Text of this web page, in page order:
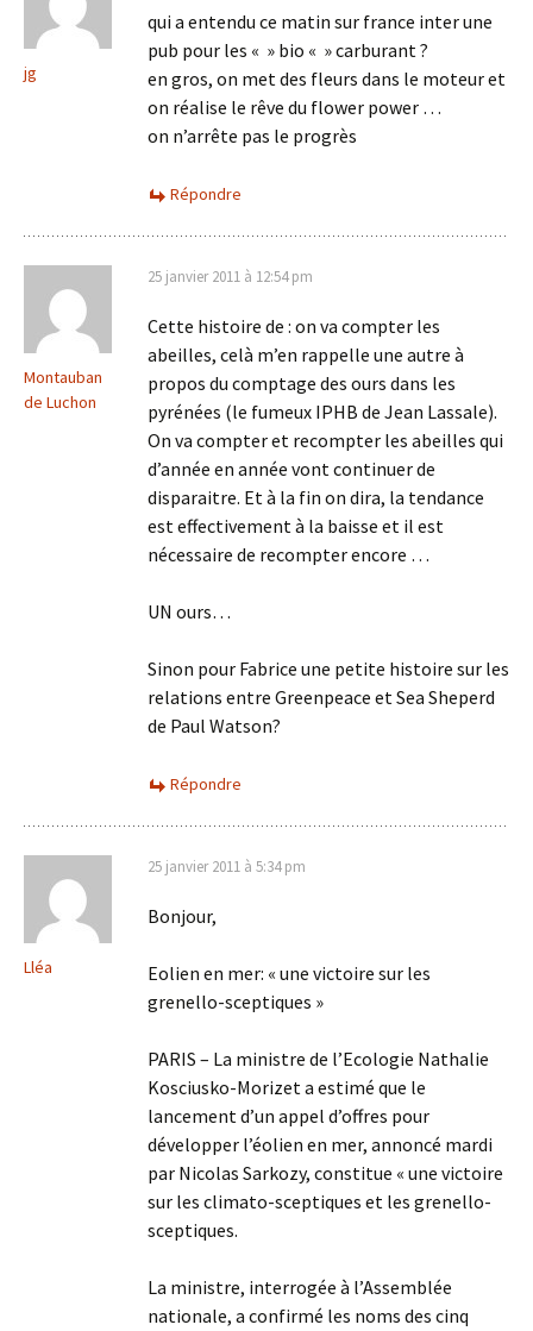
jg
qui a entendu ce matin sur france inter une
pub pour les « » bio « » carburant ?
en gros, on met des fleurs dans le moteur et
on réalise le rêve du flower power …
on n’arrête pas le progrès
Répondre
Montauban
de Luchon
25 janvier 2011 à 12:54 pm
Cette histoire de : on va compter les
abeilles, celà m’en rappelle une autre à
propos du comptage des ours dans les
pyrénées (le fumeux IPHB de Jean Lassale).
On va compter et recompter les abeilles qui
d’année en année vont continuer de
disparaitre. Et à la fin on dira, la tendance
est effectivement à la baisse et il est
nécessaire de recompter encore …
UN ours…
Sinon pour Fabrice une petite histoire sur les
relations entre Greenpeace et Sea Sheperd
de Paul Watson?
Répondre
Lléa
25 janvier 2011 à 5:34 pm
Bonjour,
Eolien en mer: « une victoire sur les
grenello-sceptiques »
PARIS – La ministre de l’Ecologie Nathalie
Kosciusko-Morizet a estimé que le
lancement d’un appel d’offres pour
développer l’éolien en mer, annoncé mardi
par Nicolas Sarkozy, constitue « une victoire
sur les climato-sceptiques et les grenello-
sceptiques.
La ministre, interrogée à l’Assemblée
nationale, a confirmé les noms des cinq